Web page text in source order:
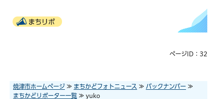
まちリポ
ページID：32
焼津市ホームページ ≫ まちかどフォトニュース ≫ バックナンバー ≫
まちかどリポーター一覧 ≫ yuko